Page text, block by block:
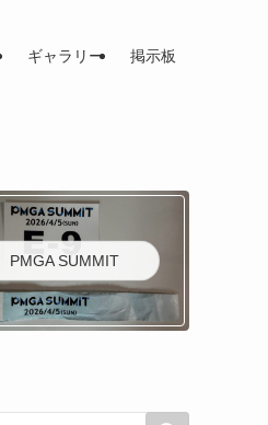
ギャラリー 掲示板
PMGA SUMMIT